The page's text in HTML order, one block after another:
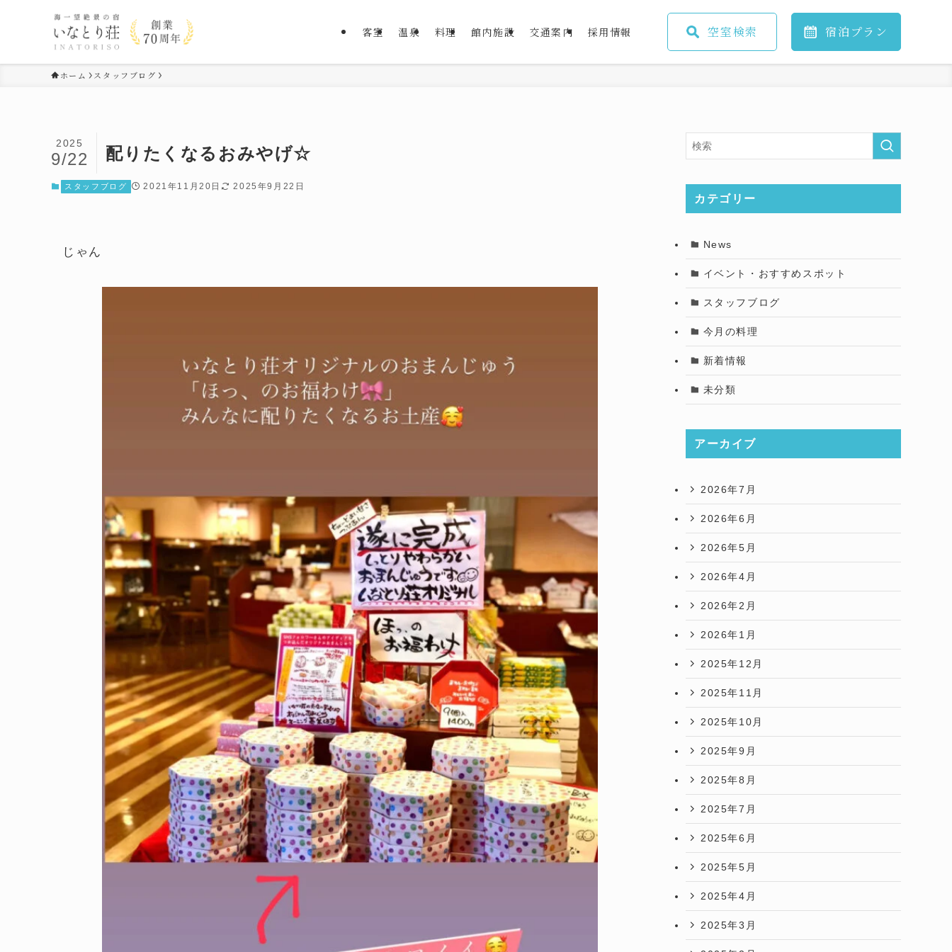
客室 温泉 料理 館内施設 交通案内 採用情報 空室検索 宿泊 プラン
ホーム スタッフブログ
配りたくなるおみやげ☆
2025
9/22
スタッフブログ 2021年11月20日 2025年9月22日
じゃん
カテゴリー
News
イベント・おすすめスポット
スタッフブログ
今月の料理
新着情報
未分類
アーカイブ
2026年7月
2026年6月
2026年5月
2026年4月
2026年2月
2026年1月
2025年12月
2025年11月
2025年10月
2025年9月
2025年8月
2025年7月
2025年6月
2025年5月
2025年4月
2025年3月